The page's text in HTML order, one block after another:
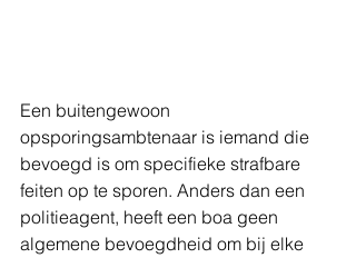
Een buitengewoon
opsporingsambtenaar is iemand die
bevoegd is om specifieke strafbare
feiten op te sporen. Anders dan een
politieagent, heeft een boa geen
algemene bevoegdheid om bij elke